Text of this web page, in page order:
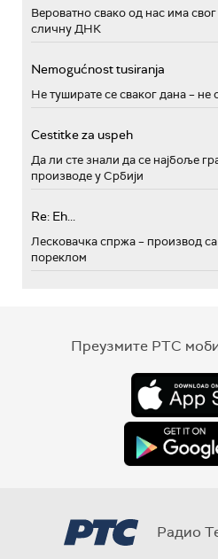
Вероватно свако од нас има
сличну ДНК
Nemogućnost tusiranja
Не туширате се сваког дана – не
Cestitke za uspeh
Да ли сте знали да се најбоље
производе у Србији
Re: Eh...
Лесковачка спржа – производ
пореклом
Преузмите РТС
Радио